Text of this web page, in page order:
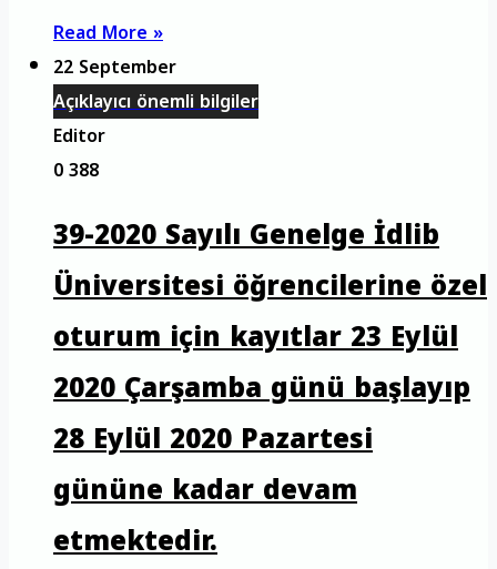
Read More »
22 September
Açıklayıcı önemli bilgiler
Editor
0388
39-2020 Sayılı Genelge İdlib
Üniversitesi öğrencilerine özel
oturum için kayıtlar 23 Eylül
2020 Çarşamba günü başlayıp
28 Eylül 2020 Pazartesi
gününe kadar devam
etmektedir.